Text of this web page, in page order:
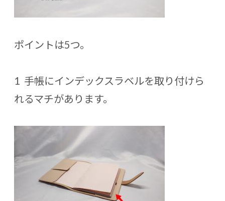
ポイントは5つ。
1 手帳にインデックスラベルを取り付けら
れるマチがあります。